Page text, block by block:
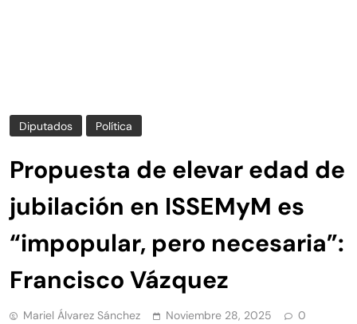
Diputados Política
Propuesta de elevar edad de
jubilación en ISSEMyM es
“impopular, pero necesaria”:
Francisco Vázquez
Mariel Álvarez Sánchez Noviembre 28, 2025
0